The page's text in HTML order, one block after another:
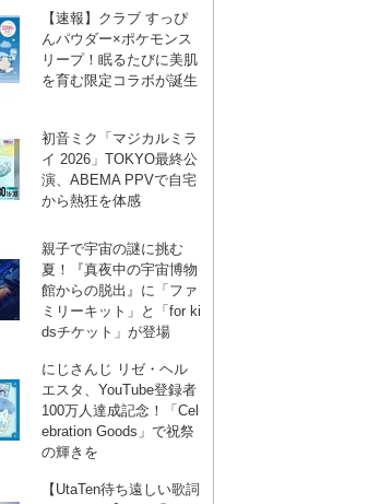
ディズニー
【速報】クラブ すっぴ
んパウダー×ポケモンス
リープ！眠るたびに美肌
を育む限定コラボが誕生
初音ミク「マジカルミラ
イ 2026」TOKYO最終公
演、ABEMA PPVで自宅
から熱狂を体感
親子で宇宙の謎に挑む
夏！『真夜中の宇宙博物
館からの脱出』に「ファ
ミリーキット」と「for ki
dsチケット」が登場
にじさんじ リゼ・ヘル
エスタ、YouTube登録者
100万人達成記念！「Cel
ebration Goods」で祝祭
の輝きを
【UtaTen待ち遠しい歌詞